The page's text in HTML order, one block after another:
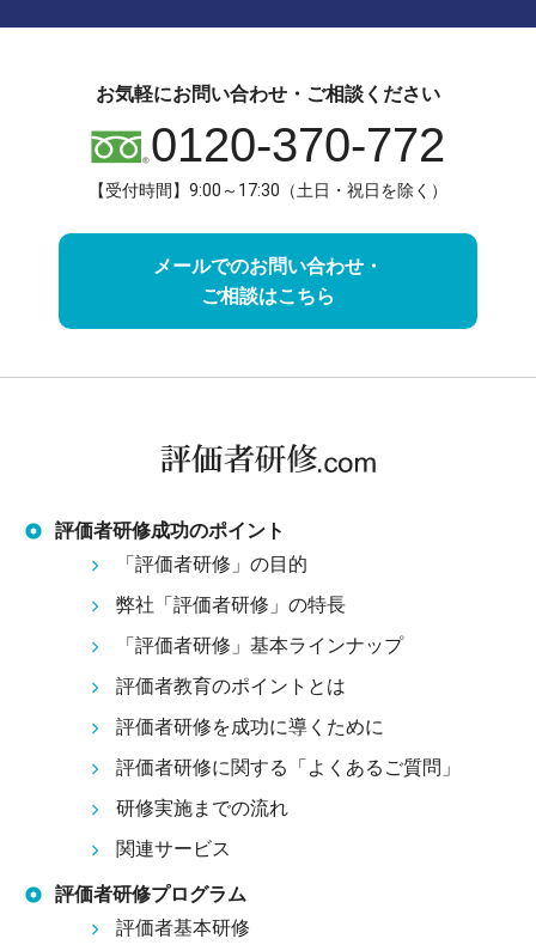
お気軽にお問い合わせ・ご相談ください
0120-370-772
【受付時間】9:00～17:30（土日・祝日を除く）
メールでのお問い合わせ・
ご相談はこちら
評価者研修成功のポイント
「評価者研修」の目的
弊社「評価者研修」の特長
「評価者研修」基本ラインナップ
評価者教育のポイントとは
評価者研修を成功に導くために
評価者研修に関する「よくあるご質問」
研修実施までの流れ
関連サービス
評価者研修プログラム
評価者基本研修